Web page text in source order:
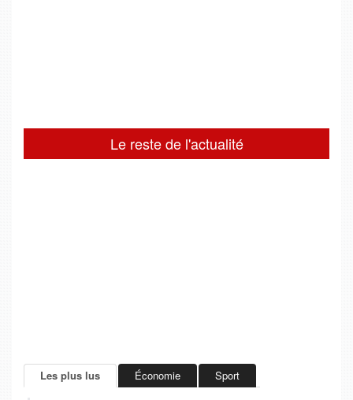
Le reste de l'actualité
Les plus lus Économie Sport